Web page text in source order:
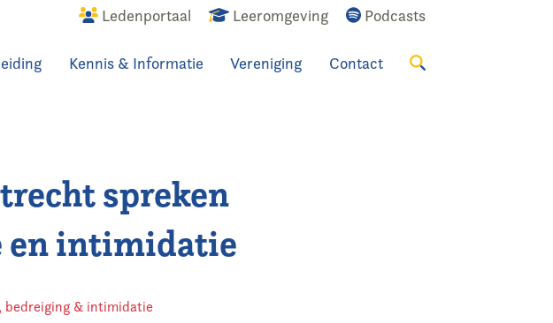
Ledenportaal Leeromgeving Podcasts
Kennis & Informatie Vereniging Contact
spreken
en intimidatie
bedreiging & intimidatie